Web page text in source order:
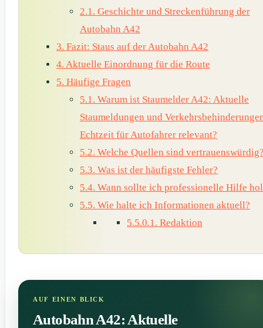
2.1. Geschichte und Streckenführung der
Autobahn A42
3. Fazit: Staus auf der Autobahn A42
4. Aktuelle Einordnung für die Route
5. Häufige Fragen
5.1. Warum ist Staumelder A42: Aktuelle
Staumeldungen und
Echtzeit für Autofahrer relevant?
5.2. Welche Quellen sind
5.3. Was ist der häufigste Fehler?
5.4. Wann sollte ich professionelle Hilfe
5.5. Wie halte ich Informationen aktuell?
5.5.0.1. Redaktion
Autobahn A42: Aktuelle